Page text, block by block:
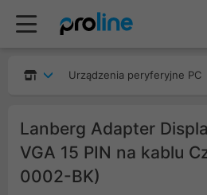
Urządzenia peryferyjne PC
Lanberg Adapter
VGA 15 PIN na kablu
0002-BK)